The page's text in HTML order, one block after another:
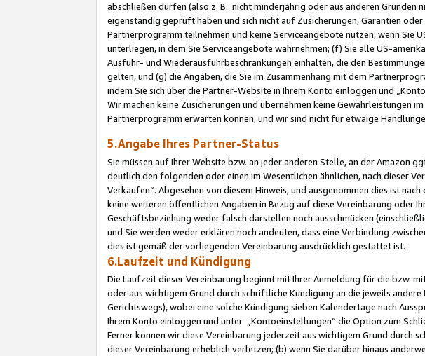
abschließen dürfen (also z. B. nicht minderjährig oder aus anderen
eigenständig geprüft haben und sich nicht auf Zusicherungen, Garantien
Partnerprogramm teilnehmen und keine Serviceangebote nutzen, wenn Sie
unterliegen, in dem Sie Serviceangebote wahrnehmen; (f) Sie alle US-
Ausfuhr- und Wiederausfuhrbeschränkungen einhalten, die den
gelten, und (g) die Angaben, die Sie im Zusammenhang mit dem
indem Sie sich über die Partner-Website in Ihrem Konto einloggen und
Wir machen keine Zusicherungen und übernehmen keine Gewährleistungen
Partnerprogramm erwarten können, und wir sind nicht für etwaige
5.Angabe Ihres Partner-Status
Sie müssen auf Ihrer Website bzw. an jeder anderen Stelle, an der Amazon
deutlich den folgenden oder einen im Wesentlichen ähnlichen, nach dieser
Verkäufen“. Abgesehen von diesem Hinweis, und ausgenommen dies ist
keine weiteren öffentlichen Angaben in Bezug auf diese Vereinbarung oder
Geschäftsbeziehung weder falsch darstellen noch ausschmücken
und Sie werden weder erklären noch andeuten, dass eine Verbindung
dies ist gemäß der vorliegenden Vereinbarung ausdrücklich gestattet ist.
6.Laufzeit und Kündigung
Die Laufzeit dieser Vereinbarung beginnt mit Ihrer Anmeldung für die bzw.
oder aus wichtigem Grund durch schriftliche Kündigung an die jeweils
Gerichtswegs), wobei eine solche Kündigung sieben Kalendertage nach
Ihrem Konto einloggen und unter „Kontoeinstellungen“ die Option zum
Ferner können wir diese Vereinbarung jederzeit aus wichtigem Grund durch
dieser Vereinbarung erheblich verletzen; (b) wenn Sie darüber hinaus